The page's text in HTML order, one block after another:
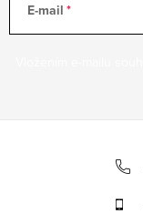
E-mail